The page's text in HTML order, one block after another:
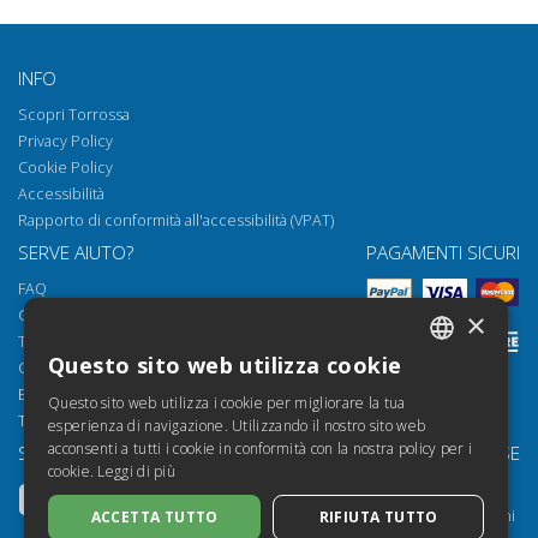
INFO
Scopri Torrossa
Privacy Policy
Cookie Policy
Accessibilità
Rapporto di conformità all'accessibilità (VPAT)
SERVE AIUTO?
FAQ
Come aprire i nostri documenti
Torrossa Reader
Condizioni d'uso
Email:
helpdesk@torrossa.com
Tel: +39 055 5018800
PAGAMENTI SICURI
SEGUICI SU LE NOSTRE RISORSE
Torrossa per Istituzioni
FRENCH
ENGLISH
×
Questo sito web utilizza cookie
Questo sito web utilizza i cookie per migliorare la tua
esperienza di navigazione. Utilizzando il nostro sito web
acconsenti a tutti i cookie in conformità con la nostra policy per i
cookie. Leggi di più
ACCETTA TUTTO RIFIUTA TUTTO